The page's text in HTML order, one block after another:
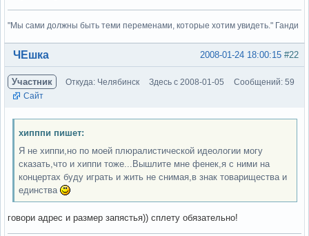
"Мы сами должны быть теми переменами, которые хотим увидеть." Ганди
Вне форума #22
2008-01-24 18:00:15
ЧЕшка
Участник Откуда: Челябинск Здесь с 2008-01-05
Сообщений: 59
Сайт
хипппи пишет:
Я не хиппи,но по моей плюралистической идеологии могу
сказать,что и хиппи тоже...Вышлите мне фенек,я с ними на
концертах буду играть и жить не снимая,в знак товарищества и
единства
говори адрес и размер запястья)) сплету обязательно!